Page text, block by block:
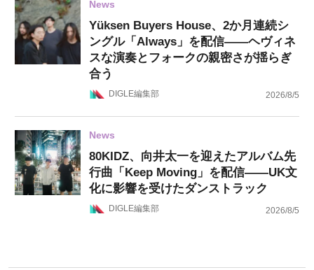
News
Yüksen Buyers House、2か月連続シ
ングル「Always」を配信——ヘヴィネ
スな演奏とフォークの親密さが揺らぎ
合う
DIGLE編集部 2026/8/5
News
80KIDZ、向井太一を迎えたアルバム先
行曲「Keep Moving」を配信——UK文
化に影響を受けたダンストラック
DIGLE編集部 2026/8/5